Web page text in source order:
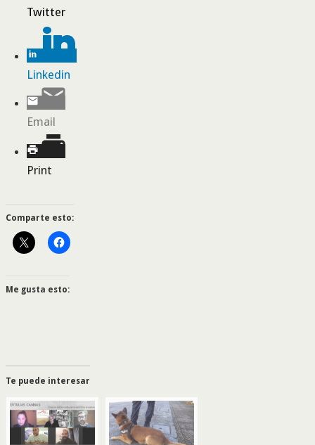
Twitter
Linkedin
Email
Print
Comparte esto:
Me gusta esto:
Te puede interesar